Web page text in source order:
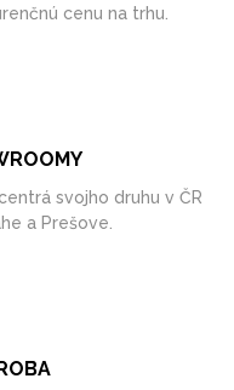
cenu na trhu.
svojho druhu v ČR
a Prešove.